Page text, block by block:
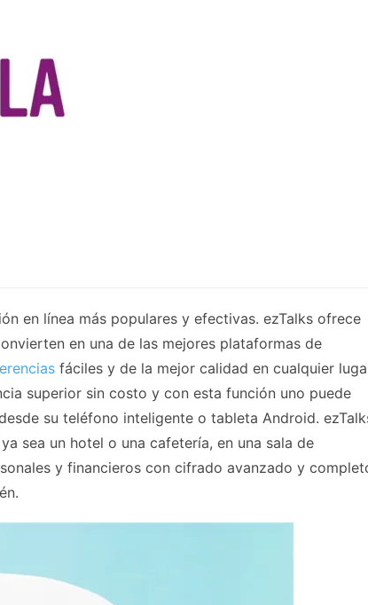
en línea más populares y efectivas. ezTalks ofrece
en una de las mejores plataformas de
fáciles y de la mejor calidad en cualquier
superior sin costo y con esta función uno puede
su teléfono inteligente o tableta Android.
sea un hotel o una cafetería, en una sala de
y financieros con cifrado avanzado y